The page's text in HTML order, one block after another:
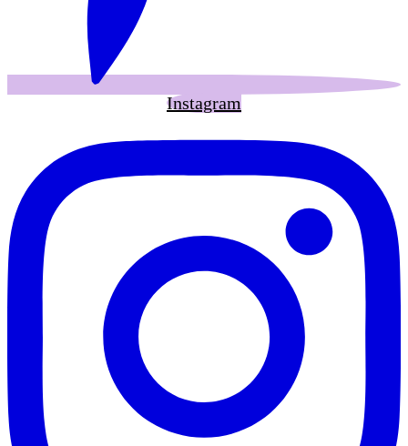
Instagram